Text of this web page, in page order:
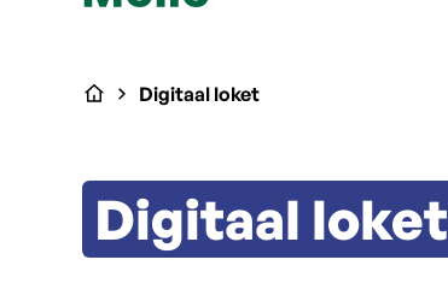
Startpagina
Digitaal loket
Digitaal loket